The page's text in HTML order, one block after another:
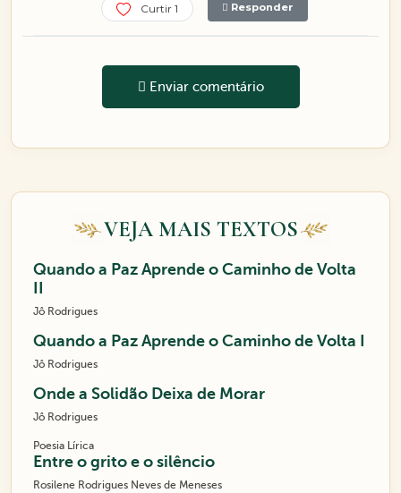
Curtir 1 Responder
Enviar comentário
VEJA MAIS TEXTOS
Quando a Paz Aprende o Caminho de Volta
Jô Rodrigues
Quando a Paz Aprende o Caminho de Volta I
Jô Rodrigues
Onde a Solidão Deixa de Morar
Jô Rodrigues
Poesia Lírica
Entre o grito e o silêncio
Rosilene Rodrigues Neves de Meneses